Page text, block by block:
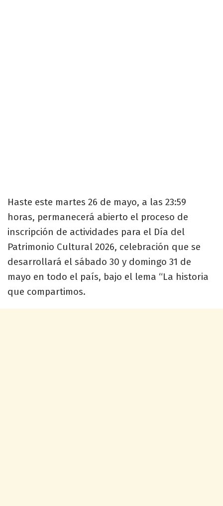
Haste este martes 26 de mayo, a las 23:59
horas, permanecerá abierto el proceso de
inscripción de actividades para el Día del
Patrimonio Cultural 2026, celebración que se
desarrollará el sábado 30 y domingo 31 de
mayo en todo el país, bajo el lema “La historia
que compartimos.